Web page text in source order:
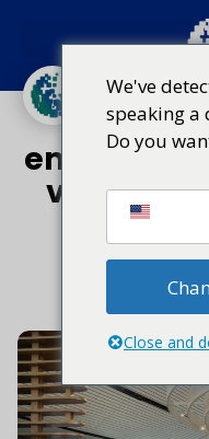
Além
viagem
futuro
13
We've
speaking a
Do you
Close and